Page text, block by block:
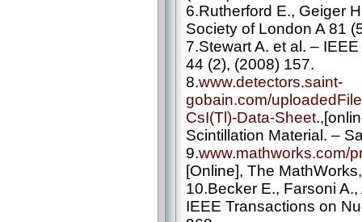
6.Rutherford E., Geiger
Society of London A 81
7.Stewart A. et al. –
44 (2), (2008) 157.
8.www.detectors.saint-
gobain.com/
CsI(Tl)-Data-Sheet
Scintillation Material. –
9.www.mathworks.com/
[Online], The
10.Becker E., Farsoni
IEEE Transactions on